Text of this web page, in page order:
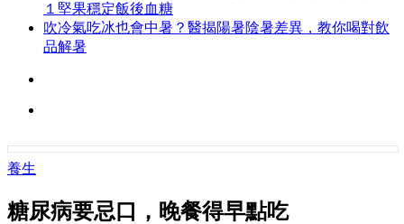
１堅果穩定飯後血糖
吹冷氣吃冰也會中暑？醫揭陽暑陰暑差異，教你喝對飲
品解暑
養生
糖尿病要忌口，晚餐得早點吃